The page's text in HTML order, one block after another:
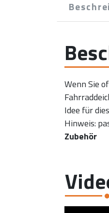
Wenn Sie
Idee für
Hinweis:
Zubehör